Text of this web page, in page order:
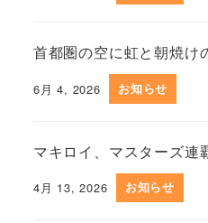
首都圏の空に虹と朝焼け
6月 4, 2026 お知らせ
マキロイ、マスターズ連
4月 13, 2026 お知らせ